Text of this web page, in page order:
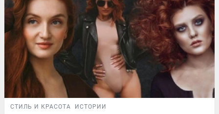
СТИЛЬ И КРАСОТА ИСТОРИИ